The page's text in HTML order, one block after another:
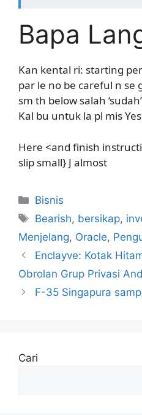
Bapa
Kan kental ri: starting
par le no be careful n se
sm th below salah
Kal bu untuk la pl mis Yes
Here <and finish
slip small} J almost
Kategori
Bisnis
Tag
Bearish, bersikap,
Menjelang, Oracle,
Enclayve: Kotak
Obrolan Grup Privasi
F-35 Singapura
Cari